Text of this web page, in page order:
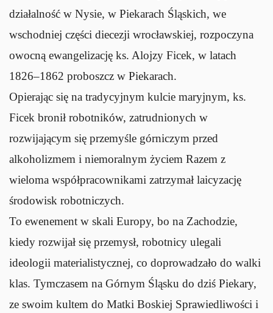
działalność w Nysie, w Piekarach Śląskich, we
wschodniej części diecezji wrocławskiej, rozpoczyna
owocną ewangelizację ks. Alojzy Ficek, w latach
1826–1862 proboszcz w Piekarach.
Opierając się na tradycyjnym kulcie maryjnym, ks.
Ficek bronił robotników, zatrudnionych w
rozwijającym się przemyśle górniczym przed
alkoholizmem i niemoralnym życiem Razem z
wieloma współpracownikami zatrzymał laicyzację
środowisk robotniczych.
To ewenement w skali Europy, bo na Zachodzie,
kiedy rozwijał się przemysł, robotnicy ulegali
ideologii materialistycznej, co doprowadzało do walki
klas. Tymczasem na Górnym Śląsku do dziś Piekary,
ze swoim kultem do Matki Boskiej Sprawiedliwości i